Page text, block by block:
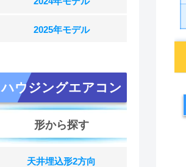
2025年モデル
ハウジングエアコン
形から探す
天井埋込形2方向